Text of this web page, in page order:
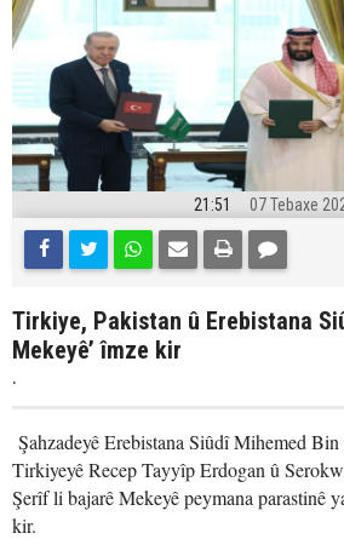
21:51 07 Tebaxe
Tirkiye, Pakistan û Erebistana
Mekeyê’ îmze kir
.
Şahzadeyê Erebistana Siûdî Mihemed
Tirkiyeyê Recep Tayyîp Erdogan û
Şerîf li bajarê Mekeyê peymana parastinê
kir.